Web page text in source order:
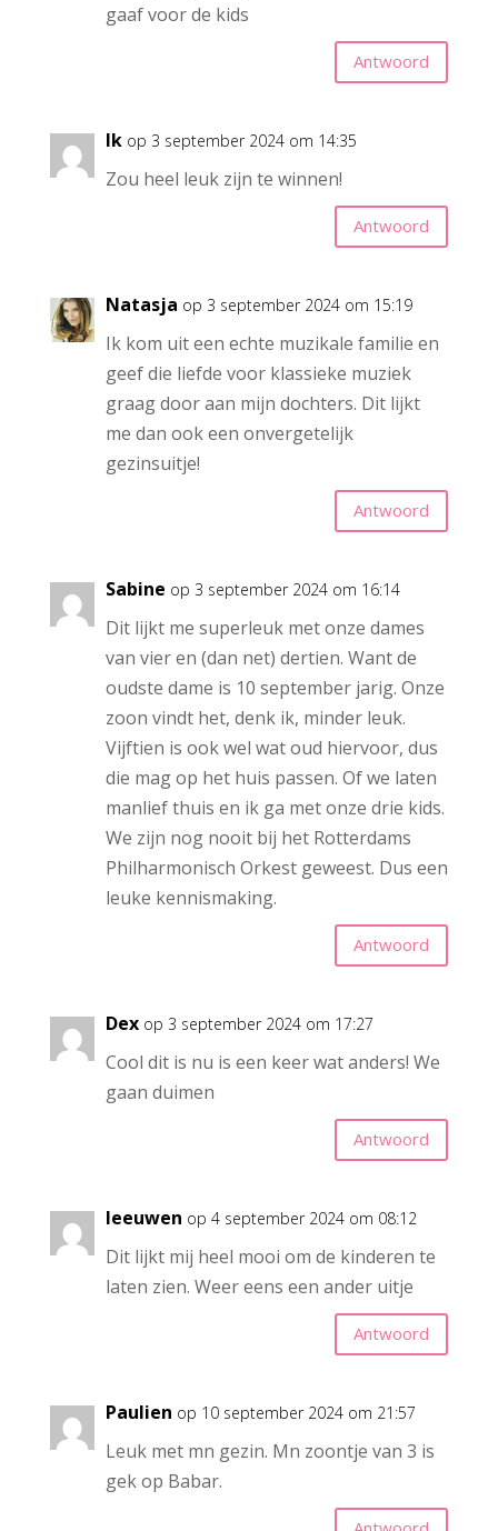
gaaf voor de kids
Antwoord
Ik op 3 september 2024 om 14:35
Zou heel leuk zijn te winnen!
Antwoord
Natasja op 3 september 2024 om 15:19
Ik kom uit een echte muzikale familie en
geef die liefde voor klassieke muziek
graag door aan mijn dochters. Dit lijkt
me dan ook een onvergetelijk
gezinsuitje!
Antwoord
Sabine op 3 september 2024 om 16:14
Dit lijkt me superleuk met onze dames
van vier en (dan net) dertien. Want de
oudste dame is 10 september jarig. Onze
zoon vindt het, denk ik, minder leuk.
Vijftien is ook wel wat oud hiervoor, dus
die mag op het huis passen. Of we laten
manlief thuis en ik ga met onze drie kids.
We zijn nog nooit bij het Rotterdams
Philharmonisch Orkest geweest. Dus een
leuke kennismaking.
Antwoord
Dex op 3 september 2024 om 17:27
Cool dit is nu is een keer wat anders! We
gaan duimen
Antwoord
leeuwen op 4 september 2024 om 08:12
Dit lijkt mij heel mooi om de kinderen te
laten zien. Weer eens een ander uitje
Antwoord
Paulien op 10 september 2024 om 21:57
Leuk met mn gezin. Mn zoontje van 3 is
gek op Babar.